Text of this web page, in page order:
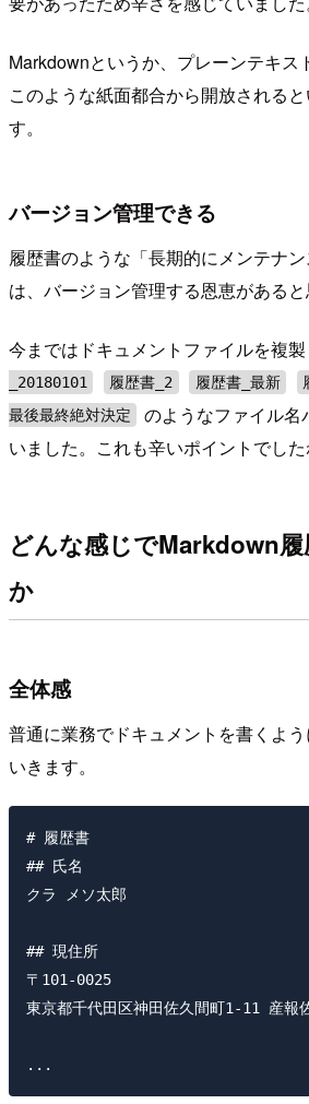
Markdownというか、プレーンテキス
このような紙面都合から開放される
す。
バージョン管理できる
履歴書のような「長期的にメンテナン
は、バージョン管理する恩恵があると
今まではドキュメントファイルを複製
_20180101
履歴書_2 履歴書_最新
最後最終絶対決定
のようなファイル名
いました。これも辛いポイントでした
どんな感じでMarkdown
か
全体感
普通に業務でドキュメントを書くよ
いきます。
# 履歴書
## 氏名
クラ メソ太郎
## 現住所
〒101-0025
東京都千代田区神田佐久間町1-11 産報